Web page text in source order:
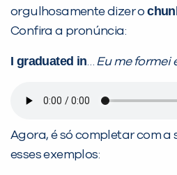
orgulhosamente dizer o
Confira a pronúncia:
I graduated in… Eu me formei
Agora, é só completar com a
esses exemplos: